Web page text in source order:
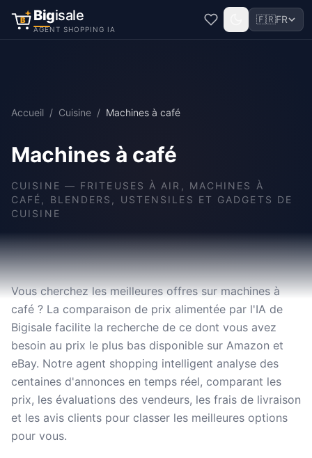
B Bigisale
AGENT SHOPPING IA
🇫🇷FR
Accueil / Cuisine / Machines à café
Machines à café
CUISINE — FRITEUSES À AIR, MACHINES À
CAFÉ, BLENDERS, USTENSILES ET GADGETS DE
CUISINE
Vous cherchez les meilleures offres sur machines à
café ? La comparaison de prix alimentée par l'IA de
Bigisale facilite la recherche de ce dont vous avez
besoin au prix le plus bas disponible sur Amazon et
eBay. Notre agent shopping intelligent analyse des
centaines d'annonces en temps réel, comparant les
prix, les évaluations des vendeurs, les frais de livraison
et les avis clients pour classer les meilleures options
pour vous.